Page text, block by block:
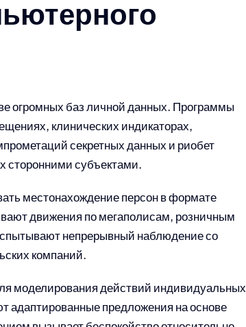
огромных баз личной данных. Программы
клинических индикаторах,
секретных данных и риобет
сторонними субъектами.
местонахождение персон в формате
движения по мегаполисам, розничным
непрерывный наблюдение со
компаний.
моделирования действий индивидуальных
предложения на основе